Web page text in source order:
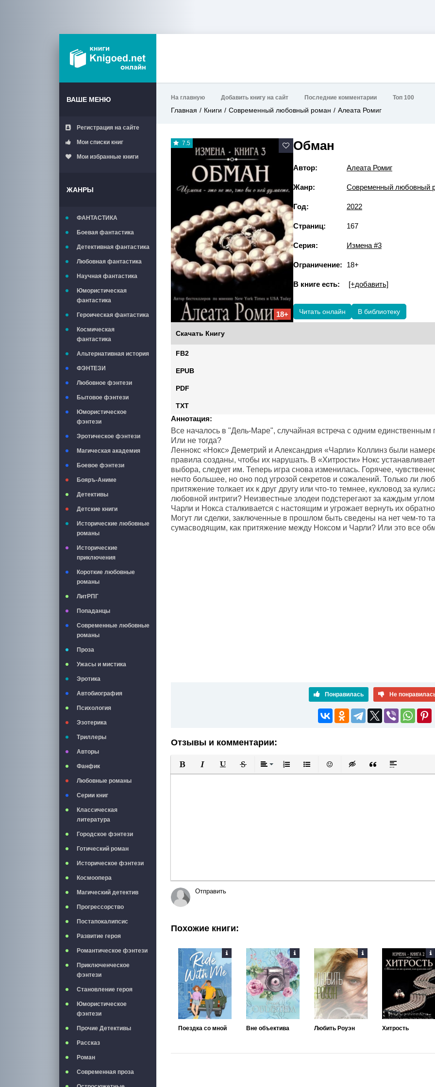
ВАШЕ МЕНЮ
Регистрация на сайте
Мои списки книг
Мои избранные книги
ЖАНРЫ
ФАНТАСТИКА
Боевая фантастика
Детективная фантастика
Любовная фантастика
Научная фантастика
Юмористическая
фантастика
Героическая фантастика
Космическая
фантастика
Альтернативная история
ФЭНТЕЗИ
Любовное фэнтези
Бытовое фэнтези
Юмористическое
фэнтези
Эротическое фэнтези
Магическая академия
Боевое фэнтези
Бояръ-Аниме
Детективы
Детские книги
Исторические любовные
романы
Исторические
приключения
Короткие любовные
романы
ЛитРПГ
Попаданцы
Современные любовные
романы
Проза
Ужасы и мистика
Эротика
Автобиография
Психология
Эзотерика
Триллеры
Авторы
Фанфик
Любовные романы
Серии книг
Классическая
литература
Городское фэнтези
Готический роман
Историческое фэнтези
Космоопера
Магический детектив
Прогрессорство
Постапокалипсис
Развитие героя
Романтическое фэнтези
Приключенческое
фэнтези
Становление героя
Юмористическое
фэнтези
Прочие Детективы
Рассказ
Роман
Современная проза
На главную Добавить книгу на сайт Последние комментарии Топ 100
Главная Книги Современный любовный роман Алеата Ромиг
7.5
18+
Обман
Автор: Алеата Ромиг
Жанр: Современный любовный
Год: 2022
Страниц: 167
Серия: Измена #3
Ограничение: 18+
В книге есть: [+добавить]
Читать онлайн В библиотеку
Скачать Книгу
FB2
EPUB
PDF
TXT
Аннотация:
Все началось в "Дель-Маре", случайная встреча с одним
Или не тогда?
Леннокс «Нокс» Деметрий и Александрия «Чарли» Коллинз были
правила созданы, чтобы их нарушать. В «Хитрости» Нокс
выбора, следует им. Теперь игра снова изменилась. Горячее,
нечто большее, но оно под угрозой секретов и сожалений. Только ли
притяжение толкает их к друг другу или что-то темнее, кукловод за
любовной интриги? Неизвестные злодеи подстерегают за каждым
Чарли и Нокса сталкивается с настоящим и угрожает вернуть их
Могут ли сделки, заключенные в прошлом быть сведены на нет чем-то
сумасводящим, как притяжение между Ноксом и Чарли? Или это все
Понравилась Не
Отзывы и комментарии:
Полужирный
КурсивПодчеркнутый
ЗачеркнутыйВыравнивание
Нумерованный список
Маркированный список
Вставить смайлик
Вставка скрытого текста
Вставка цитаты
Вставка
Отправить
Похожие книги:
Поездка со мной Вне объектива Любить Роуэн Хитрость